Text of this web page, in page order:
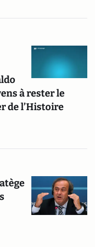
à rester le
de l’Histoire